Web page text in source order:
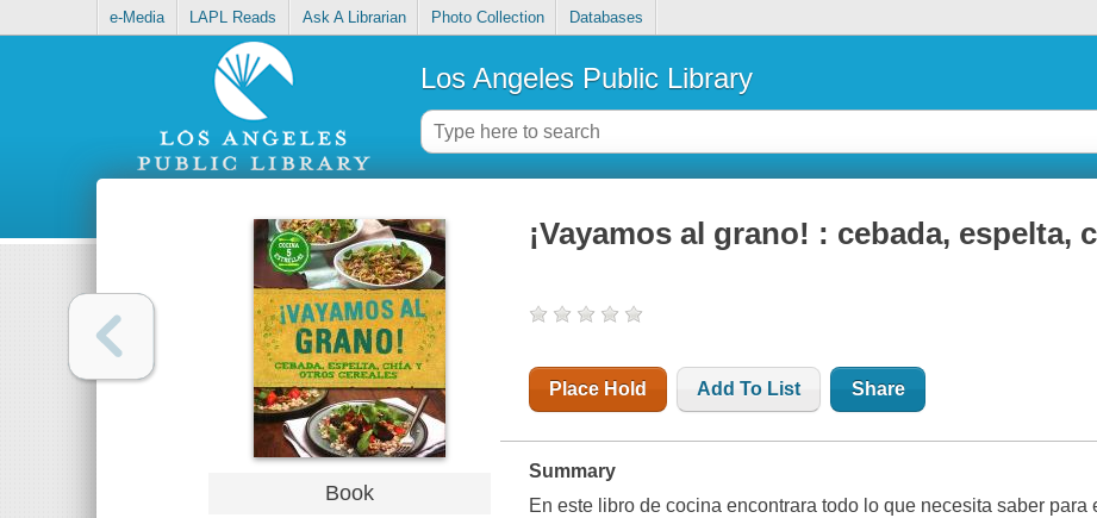
e-Media LAPL Reads Ask A Librarian Photo Collection Databases
Los Angeles Public Library
Book
¡Vayamos al grano! : cebada, espelta,
Place Hold Add To List Share
Summary
En este libro de cocina encontrara todo lo que necesita saber